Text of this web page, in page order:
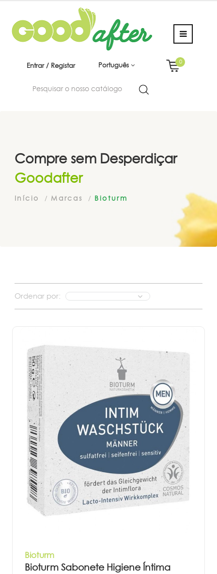
Entrar / Registar Português
0
Compre sem Desperdiçar
Goodafter
Início Marcas Bioturm
Ordenar por:
Bioturm
Bioturm Sabonete Higiene Íntima